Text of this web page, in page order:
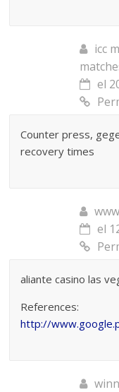
icc
el
Counter press,
recovery times
el
aliante casino las
References:
http://